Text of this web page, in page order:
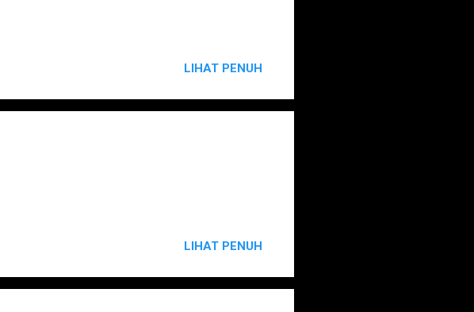
LIHAT PENUH
LIHAT PENUH